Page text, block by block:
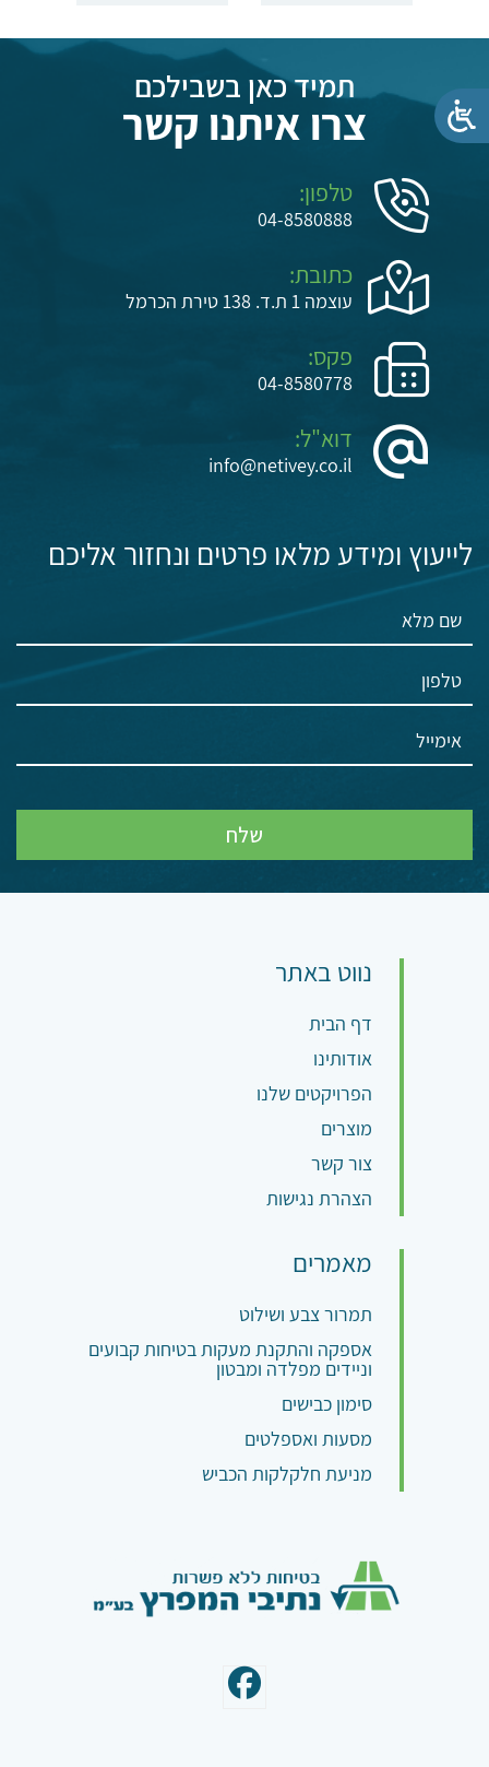
תמיד כאן בשבילכם
צרו איתנו קשר
טלפון:
04-8580888
כתובת:
עוצמה 1 ת.ד. 138 טירת הכרמל
פקס:
04-8580778
דוא"ל:
info@netivey.co.il
לייעוץ ומידע מלאו פרטים ונחזור אליכם
נווט באתר
דף הבית
אודותינו
הפרויקטים שלנו
מוצרים
צור קשר
הצהרת נגישות
מאמרים
תמרור צבע ושילוט
אספקה והתקנת מעקות בטיחות קבועים
וניידים מפלדה ומבטון
סימון כבישים
מסעות ואספלטים
מניעת חלקלקות הכביש